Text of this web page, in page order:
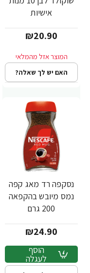
אישיות
₪20.90
האם יש לך שאלה?
נסקפה רד מאג קפה
נמס מיובש בהקפאה
200 גרם
₪24.90
הוסף
לעגלה